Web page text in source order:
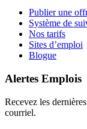
Publier une
Système de
Nos tarifs
Sites d’emploi
Blogue
Alertes Emplois
Recevez les
courriel.